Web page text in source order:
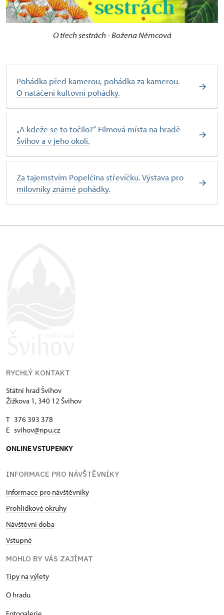
O třech sestrách - Božena Němcová
Pohádka před kamerou, pohádka za kamerou.
O natáčení kultovní pohádky.
„A kdeže se to točilo?“ Filmová místa na hradě
Švihov a v jeho okolí.
Za tajemstvím Popelčina střevíčku. Výstava pro
milovníky známé pohádky.
RYCHLÝ KONTAKT
Státní hrad Švihov
Žižkova 1, 340 12 Švihov
T 376 393 378
E svihov@npu.cz
ONLINE VSTUPENKY
INFORMACE PRO NÁVŠTĚVNÍKY
Informace pro návštěvníky
Prohlídkové okruhy
Návštěvní doba
Vstupné
MOHLO BY VÁS ZAJÍMAT
Tipy na výlety
O hradu